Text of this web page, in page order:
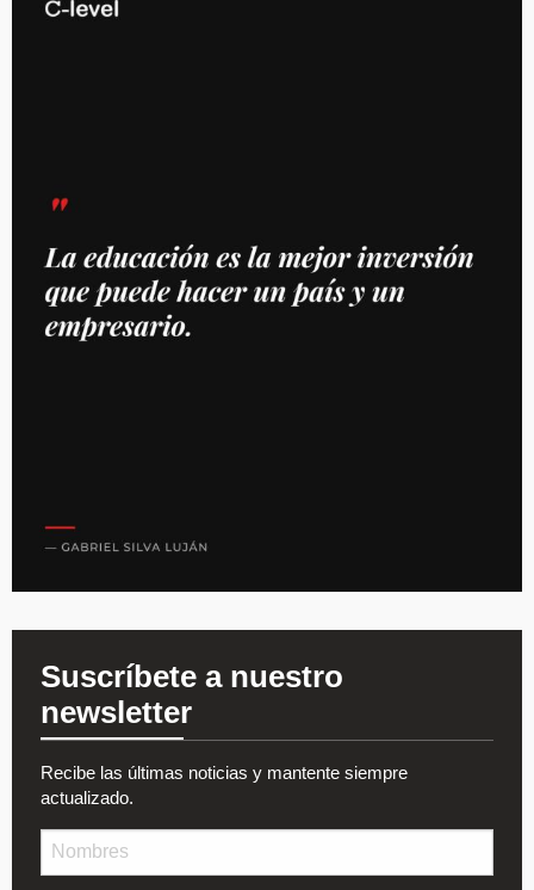
Suscríbete a nuestro
newsletter
Recibe las últimas noticias y mantente siempre
actualizado.